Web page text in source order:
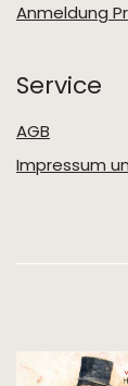
Anmeldung
Service
AGB
Impressum